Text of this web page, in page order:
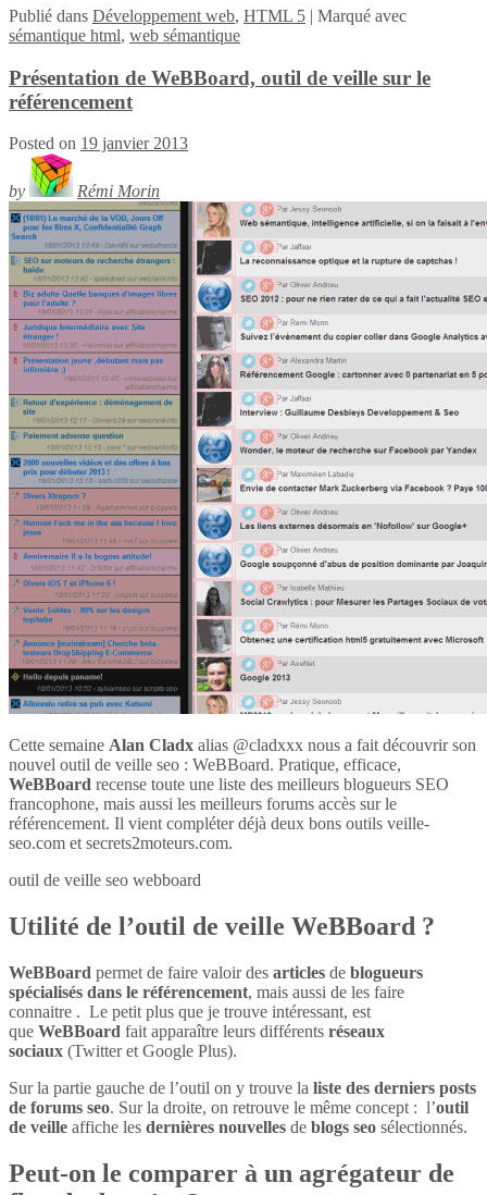
Publié dans Développement web, HTML 5 | Marqué avec
sémantique html, web sémantique
Présentation de WeBBoard, outil de veille sur le
référencement
Posted on 19 janvier 2013
by Rémi Morin
Cette semaine Alan Cladx alias @cladxxx nous a fait découvrir son
nouvel outil de veille seo : WeBBoard. Pratique, efficace,
WeBBoard recense toute une liste des meilleurs blogueurs SEO
francophone, mais aussi les meilleurs forums accès sur le
référencement. Il vient compléter déjà deux bons outils veille-
seo.com et secrets2moteurs.com.
outil de veille seo webboard
Utilité de l’outil de veille WeBBoard ?
WeBBoard permet de faire valoir des articles de blogueurs
spécialisés dans le référencement, mais aussi de les faire
connaitre . Le petit plus que je trouve intéressant, est
que WeBBoard fait apparaître leurs différents réseaux
sociaux (Twitter et Google Plus).
Sur la partie gauche de l’outil on y trouve la liste des derniers posts
de forums seo. Sur la droite, on retrouve le même concept : l’outil
de veille affiche les dernières nouvelles de blogs seo sélectionnés.
Peut-on le comparer à un agrégateur de